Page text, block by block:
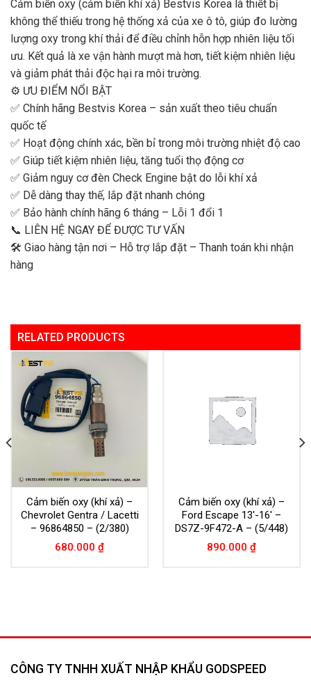
Cảm biến oxy (cảm biến khí xả) Bestvis Korea là thiết bị
không thể thiếu trong hệ thống xả của xe ô tô, giúp đo lường
lượng oxy trong khí thải để điều chỉnh hỗn hợp nhiên liệu tối
ưu. Kết quả là xe vận hành mượt mà hơn, tiết kiệm nhiên liệu
và giảm phát thải độc hại ra môi trường.
⚙️ ƯU ĐIỂM NỔI BẬT
✅ Chính hãng Bestvis Korea – sản xuất theo tiêu chuẩn
quốc tế
✅ Hoạt động chính xác, bền bỉ trong môi trường nhiệt độ cao
✅ Giúp tiết kiệm nhiên liệu, tăng tuổi thọ động cơ
✅ Giảm nguy cơ đèn Check Engine bật do lỗi khí xả
✅ Dễ dàng thay thế, lắp đặt nhanh chóng
✅ Bảo hành chính hãng 6 tháng – Lỗi 1 đổi 1
📞 LIÊN HỆ NGAY ĐỂ ĐƯỢC TƯ VẤN
🛠 Giao hàng tận nơi – Hỗ trợ lắp đặt – Thanh toán khi nhận
hàng
RELATED PRODUCTS
Cảm biến oxy (khí xả) –
Chevrolet Gentra / Lacetti
– 96864850 – (2/380)
680.000 ₫
Cảm biến oxy (khí xả) –
Ford Escape 13′-16′ –
DS7Z-9F472-A – (5/448)
890.000 ₫
CÔNG TY TNHH XUẤT NHẬP KHẨU GODSPEED